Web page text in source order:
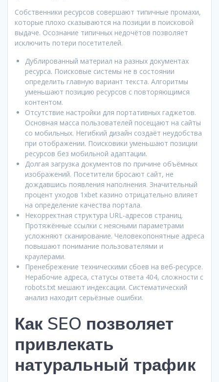
Собственники ресурсов совершают типичные промахи,
которые плохо сказываются на позиции в поисковой
выдаче. Осознание типичных недочётов позволяет
исключить потери посетителей.
Дублированный материал на разных документах
ресурса. Поисковые системы не в состоянии
определить главную вариант текста. Алгоритмы
уменьшают позицию ресурсов с повторяющимся
контентом.
Отсутствие настройки для портативных гаджетов.
Основная масса пользователей посещают на сайты
со мобильных. Негибкий дизайн создаёт неудобства
при отображении. Поисковики уменьшают позиции
ресурсов без мобильной адаптации.
Долгая загрузка документов по причине объёмных
изображений. Посетители бросают сайт, не
дождавшись появления наполнения. Значительный
процент уходов 1xbet казино отрицательно влияет
на определение качества портала.
Некорректная структура URL-адресов страниц.
Протяжённые ссылки с неясными параметрами
усложняют сканирование. Человекопонятные адреса
повышают понимание пользователями и
краулерами.
Пренебрежение техническими сбоев на веб-ресурсе.
Нерабочие адреса, статусы ответа 404, сложности с
robots.txt мешают индексации. Систематический
анализ находит серьёзные ошибки.
Как SEO позволяет
привлекать
натуральный трафик